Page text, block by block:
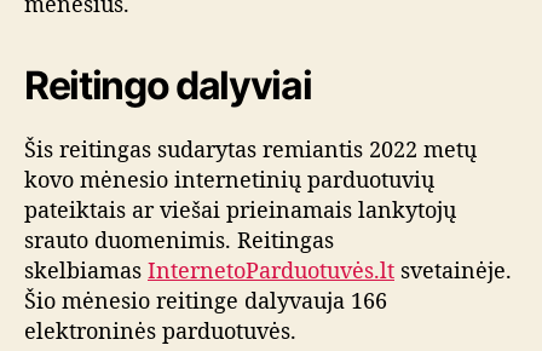
Reitingo dalyviai
Šis reitingas sudarytas remiantis 2022 metų
kovo mėnesio internetinių parduotuvių
pateiktais ar viešai prieinamais lankytojų
srauto duomenimis. Reitingas
skelbiamas InternetoParduotuvės.lt svetainėje.
Šio mėnesio reitinge dalyvauja 166
elektroninės parduotuvės.